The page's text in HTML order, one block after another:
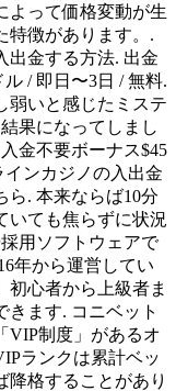
よって価格変動が生
特徴があります。.
金する方法. 出金
/ 即日〜3日 / 無料.
弱いと感じたミステ
果になってしまし
金不要ボーナス$45
インカジノの入出金
ら. 本来ならば10分
いても焦らずに状況
用ソフトウェアで
年から運営してい
初心者から上級者ま
きます. コニベット
VIP制度」があるオ
ランクは累計ベッ
降格することがあり